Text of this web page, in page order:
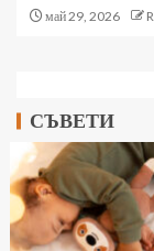
май 29, 2026
СЪВЕТИ